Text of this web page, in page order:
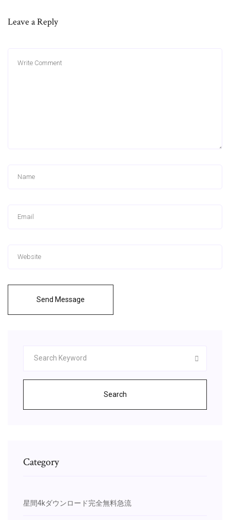
Leave a Reply
Send Message
Search
Category
星間4kダウンロード完全無料急流